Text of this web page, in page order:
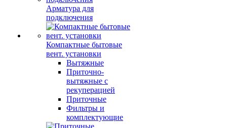
Арматура для
подключения
Компактные бытовые
вент. установки
Вытяжные
Приточно-
вытяжные с
рекуперацией
Приточные
Фильтры и
комплектующие